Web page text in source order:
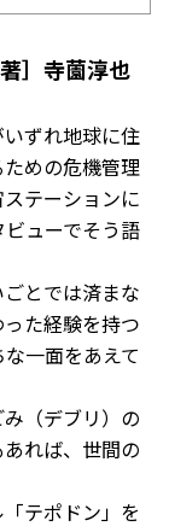
］寺薗淳也
ずれ地球に住
めの危機管理
ステーションに
ューでそう語
とでは済まな
た経験を持つ
一面をあえて
（デブリ）の
れば、世間の
テポドン」を